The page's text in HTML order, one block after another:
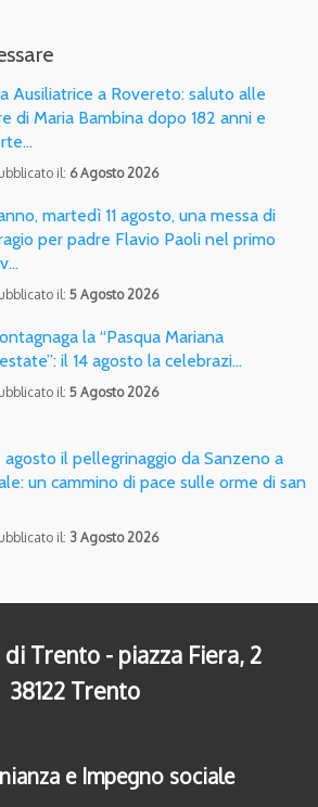
Ausiliatrice a Rovereto: saluto alle
di Maria Bambina dopo 182 anni e
il: 6 Agosto 2026
martedì 11 agosto, una messa di
per padre Flavio Paoli nel primo
il: 5 Agosto 2026
la “Pasqua Mariana
il 14 agosto la celebrazi…
il: 5 Agosto 2026
agosto il pellegrinaggio da Sanzeno a
un cammino di pace sulle orme di san
il: 3 Agosto 2026
Trento - piazza Fiera, 2
38122 Trento
e Impegno sociale